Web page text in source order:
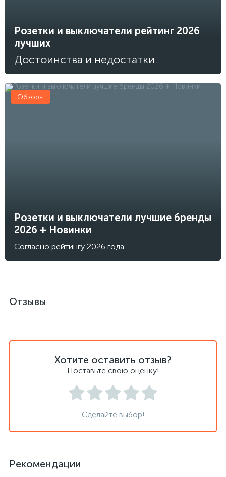
Розетки и выключатели рейтинг 2026
лучших
Достоинства и недостатки.
Розетки и выключатели лучшие бренды
2026 + Новинки
Согласно рейтингу 2026 года
Обзоры
Отзывы
Хотите оставить отзыв?
Поставьте свою оценку!
Сделайте выбор!
Рекомендации